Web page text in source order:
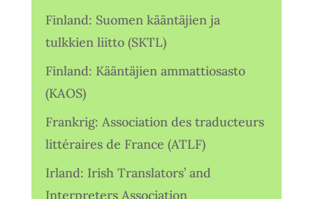
Finland: Suomen kääntäjien ja
tulkkien liitto (SKTL)
Finland: Kääntäjien ammattiosasto
(KAOS)
Frankrig: Association des traducteurs
littéraires de France (ATLF)
Irland: Irish Translators’ and
Interpreters Association